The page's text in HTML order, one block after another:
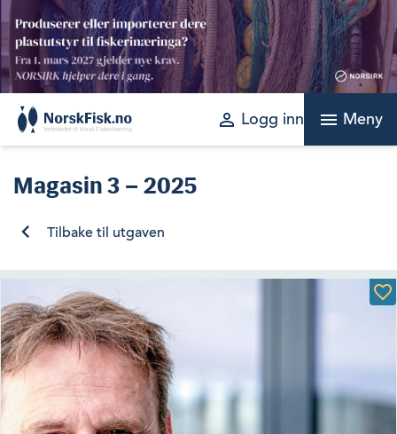
Skip
content
perm_identity Logg inn menu Meny
Magasin3 – 2025
Tilbake til utgaven